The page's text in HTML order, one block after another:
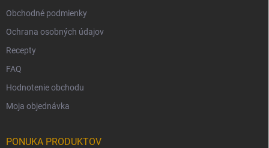
Obchodné podmienky
Ochrana osobných údajov
Recepty
FAQ
Hodnotenie obchodu
Moja objednávka
PONUKA PRODUKTOV